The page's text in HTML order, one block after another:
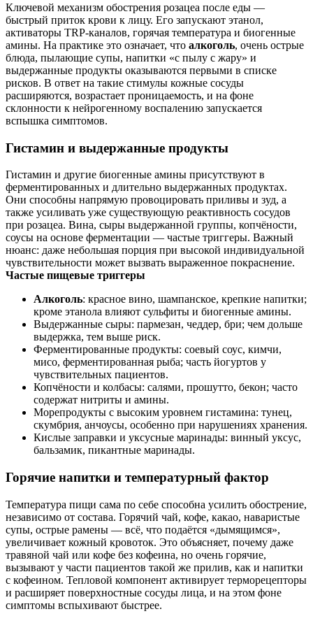
Ключевой механизм обострения розацеа после еды —
быстрый приток крови к лицу. Его запускают этанол,
активаторы TRP‑каналов, горячая температура и биогенные
амины. На практике это означает, что алкоголь, очень острые
блюда, пылающие супы, напитки «с пылу с жару» и
выдержанные продукты оказываются первыми в списке
рисков. В ответ на такие стимулы кожные сосуды
расширяются, возрастает проницаемость, и на фоне
склонности к нейрогенному воспалению запускается
вспышка симптомов.
Гистамин и выдержанные продукты
Гистамин и другие биогенные амины присутствуют в
ферментированных и длительно выдержанных продуктах.
Они способны напрямую провоцировать приливы и зуд, а
также усиливать уже существующую реактивность сосудов
при розацеа. Вина, сыры выдержанной группы, копчёности,
соусы на основе ферментации — частые триггеры. Важный
нюанс: даже небольшая порция при высокой индивидуальной
чувствительности может вызвать выраженное покраснение.
Частые пищевые триггеры
Алкоголь: красное вино, шампанское, крепкие напитки;
кроме этанола влияют сульфиты и биогенные амины.
Выдержанные сыры: пармезан, чеддер, бри; чем дольше
выдержка, тем выше риск.
Ферментированные продукты: соевый соус, кимчи,
мисо, ферментированная рыба; часть йогуртов у
чувствительных пациентов.
Копчёности и колбасы: салями, прошутто, бекон; часто
содержат нитриты и амины.
Морепродукты с высоким уровнем гистамина: тунец,
скумбрия, анчоусы, особенно при нарушениях хранения.
Кислые заправки и уксусные маринады: винный уксус,
бальзамик, пикантные маринады.
Горячие напитки и температурный фактор
Температура пищи сама по себе способна усилить обострение,
независимо от состава. Горячий чай, кофе, какао, наваристые
супы, острые рамены — всё, что подаётся «дымящимся»,
увеличивает кожный кровоток. Это объясняет, почему даже
травяной чай или кофе без кофеина, но очень горячие,
вызывают у части пациентов такой же прилив, как и напитки
с кофеином. Тепловой компонент активирует терморецепторы
и расширяет поверхностные сосуды лица, и на этом фоне
симптомы вспыхивают быстрее.